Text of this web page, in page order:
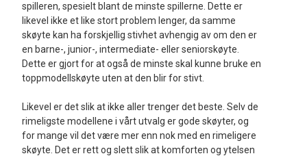
spilleren, spesielt blant de minste spillerne. Dette er
likevel ikke et like stort problem lenger, da samme
skøyte kan ha forskjellig stivhet avhengig av om den er
en barne-, junior-, intermediate- eller seniorskøyte.
Dette er gjort for at også de minste skal kunne bruke en
toppmodellskøyte uten at den blir for stivt.
Likevel er det slik at ikke aller trenger det beste. Selv de
rimeligste modellene i vårt utvalg er gode skøyter, og
for mange vil det være mer enn nok med en rimeligere
skøyte. Det er rett og slett slik at komforten og ytelsen